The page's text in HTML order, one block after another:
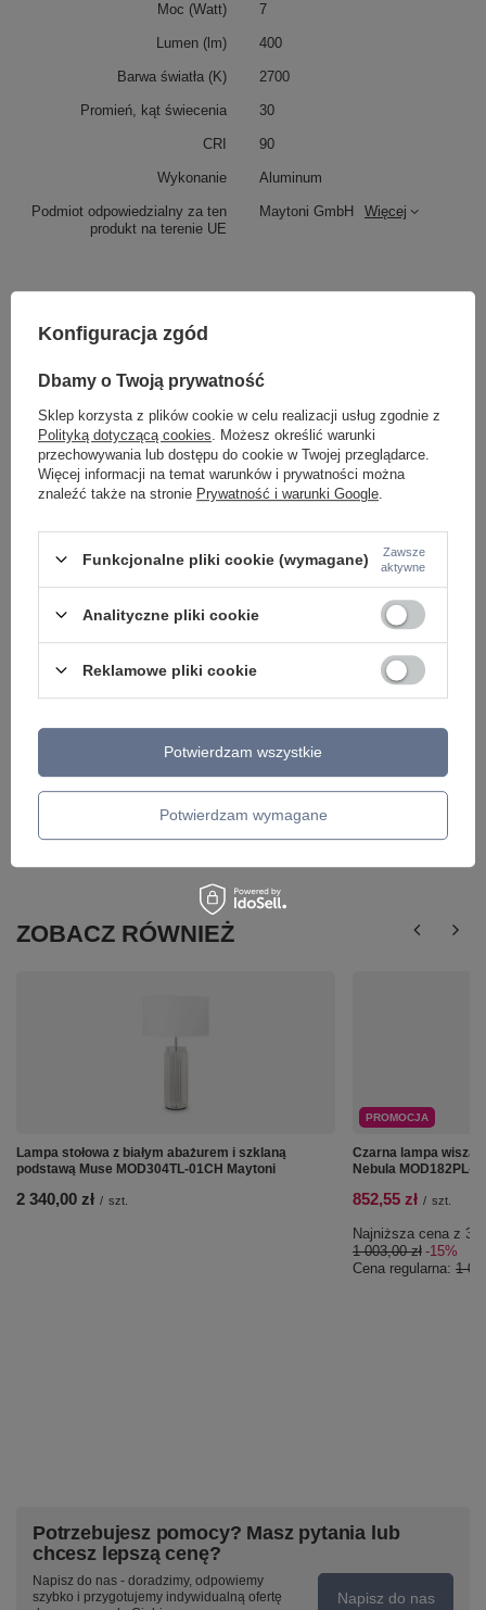
Podmiot odpowiedzialny za ten
produkt na terenie UE
Maytoni GmbH Więcej
Moc (Watt) 7
Lumen (lm) 400
Barwa światła (K) 2700
Promień, kąt świecenia 30
CRI 90
Wykonanie Aluminum
LAMPA ARON SPIRALA 4X40W G9 CHROM
LAMPA ARON
KRYSZTAŁ FIOLET
155,99 zł / szt.
ZOBACZ RÓWNIEŻ
Lampa stołowa z białym abażurem i szklaną
podstawą Muse MOD304TL-01CH Maytoni
2 340,00 zł / szt.
PROMOCJA
Czarna lampa
Nebula MOD182PL-
852,55 zł / szt.
Najniższa cena z
1 003,00 zł -15%
Cena regularna: 1
Potrzebujesz pomocy? Masz pytania lub
chcesz lepszą cenę?
Napisz do nas - doradzimy, odpowiemy
szybko i przygotujemy indywidualną ofertę
Napisz do nas
Konfiguracja zgód
Dbamy o Twoją prywatność
Sklep korzysta z plików cookie w celu realizacji usług zgodnie z
Polityką dotyczącą cookies . Możesz określić warunki
przechowywania lub dostępu do cookie w Twojej przeglądarce.
Więcej informacji na temat warunków i prywatności można
znaleźć także na stronie Prywatność i warunki Google
Funkcjonalne pliki cookie (wymagane)
Zawsze
aktywne
Analityczne pliki cookie
Reklamowe pliki cookie
Potwierdzam wymagane
Potwierdzam wszystkie